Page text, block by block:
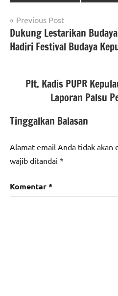
Navigasi
pos
Previous Post
Dukung Lestarikan
Hadiri Festival Budaya
Plt. Kadis PUPR
Laporan Palsu
Tinggalkan Balasan
Alamat email Anda tidak akan
wajib ditandai *
Komentar*